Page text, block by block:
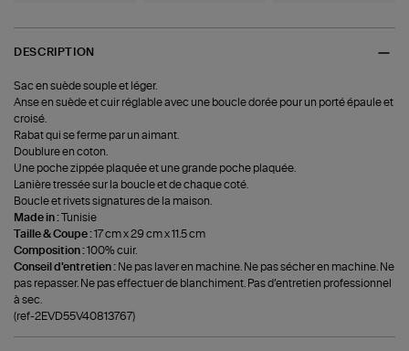
DESCRIPTION
Sac en suède souple et léger.
Anse en suède et cuir réglable avec une boucle dorée pour un porté épaule et
croisé.
Rabat qui se ferme par un aimant.
Doublure en coton.
Une poche zippée plaquée et une grande poche plaquée.
Lanière tressée sur la boucle et de chaque coté.
Boucle et rivets signatures de la maison.
Made in :Tunisie
Taille & Coupe :17 cm x 29 cm x 11.5 cm
Composition :100% cuir.
Conseil d'entretien : Ne pas laver en machine. Ne pas sécher en machine. Ne
pas repasser. Ne pas effectuer de blanchiment. Pas d’entretien professionnel
à sec.
(ref-2EVD55V40813767)